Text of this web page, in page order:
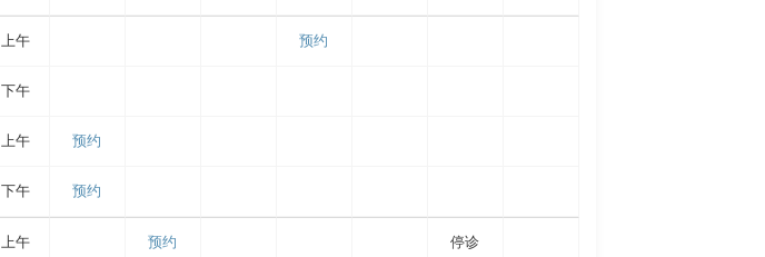
上午 预约
下午
上午 预约
下午 预约
上午 预约 停诊